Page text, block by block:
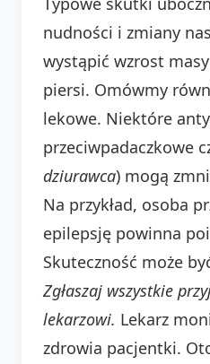
nudności i zmiany
wystąpić wzrost
piersi. Omówmy
lekowe. Niektóre
przeciwpadaczkowe
dziurawca) mogą
Na przykład, osoba
epilepsję powinna
Skuteczność może
Zgłaszaj wszystkie
lekarzowi. Lekarz
zdrowia pacjentki.